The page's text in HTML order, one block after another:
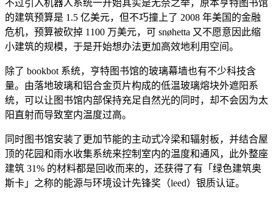
不过引入机器人系统一开始其实是无奈之举，原本亨特图书馆
的建筑预算是 1.5 亿美元，但不巧撞上了 2008 年美国的金融
危机，预算被砍掉 1100 万美元，可 snøhetta 又不愿意因此缩
小建筑的规模，于是开始想办法更加高效地利用空间。
除了 bookbot 系统，亨特图书馆的玻璃幕墙也有不少科技含
量。由落地玻璃和铝合金页片构成的低温玻璃熔块外遮阳系
统，可以让图书馆内部保持充足自然光的同时，却不会因为太
阳直射而导致室内温度过高。
同时图书馆安装了更加节能的主动式冷梁和辐射板，并结合屋
顶的花园和雨水收集系统来控制室内的温度和通风，此外整座
建筑 31% 的材料都是回收而来的，还获得了有「绿色建筑奥
斯卡」之称的能源与环境设计先锋奖（leed）银质认证。